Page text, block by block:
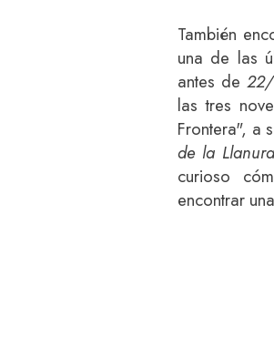
También
una de las
antes de
las tres
Frontera", a
de la Llanura
curioso
encontrar